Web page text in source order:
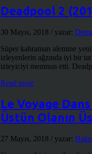
Deadpool 2
30 Mayıs, 2018/ yazar:
Süper kahraman alemine
izleyenlerin ağzında iyi bir
izleyiciyi memnun etti.
Read more
Le Voyage
Üstün Olanın
27 Mayıs, 2018/ yazar: